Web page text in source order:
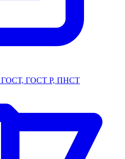
ГОСТ, ГОСТ Р, ПНСТ